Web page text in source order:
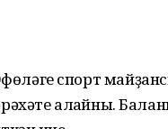
спорт
алғайны.